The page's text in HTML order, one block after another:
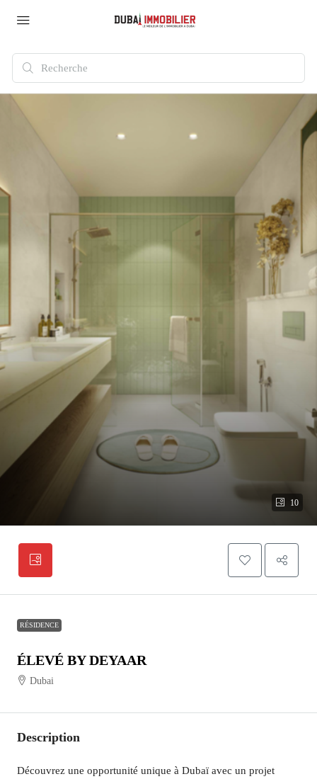
10
RÉSIDENCE
ÉLEVÉ BY DEYAAR
Dubai
Description
Découvrez une opportunité unique à Dubaï avec un projet